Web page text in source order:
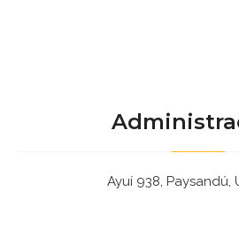
Ayuí 938, Paysandú,